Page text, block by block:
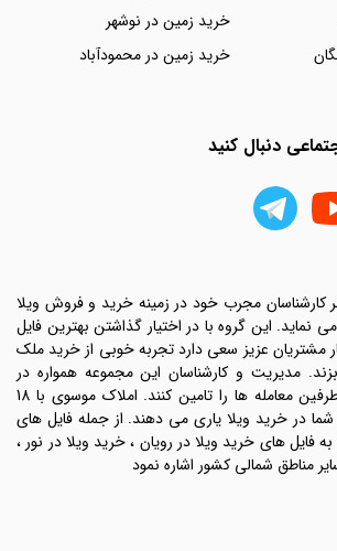
خرید زمین در نوشهر
خرید زمین در محمودآباد
دنبال کنید
کارشناسان مجرب خود در زمینه خرید و فروش ویلا
نماید. این گروه با در اختیار گذاشتن بهترین فایل
مشتریان عزیز سعی دارد تجربه خوبی از خرید ملک
مدیریت و کارشناسان این مجموعه همواره در
تلاش هستند رضایت طرفین معامله ها را تامین کنند. املاک موسوی با 18
شما در خرید ویلا یاری می دهند. از جمله فایل های
فایل های خرید ویلا در رویان ، خرید ویلا در نور ،
مناطق شمالی کشور اشاره نمود